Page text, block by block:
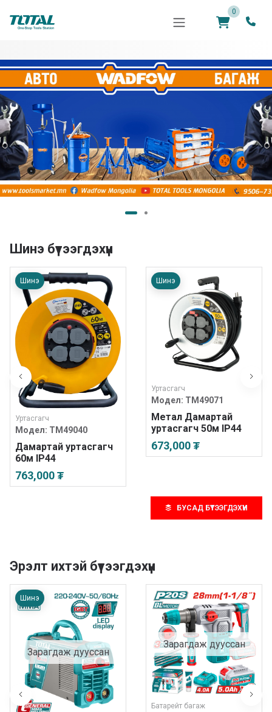
0
Шинэ бүтээгдэхүүн
Шинэ
Уртасгагч
Модел: TM49040
Дамартай уртасгагч
60м IP44
763,000 ₮
Шинэ
Уртасгагч
Модел: TM49071
Метал Дамартай
уртасгагч 50м IP44
673,000 ₮
БУСАД БҮТЭЭГДЭХҮҮН
Эрэлт ихтэй бүтээгдэхүүн
Шинэ
Зарагдаж дууссан
Зарагдаж дууссан
Батарейт багаж